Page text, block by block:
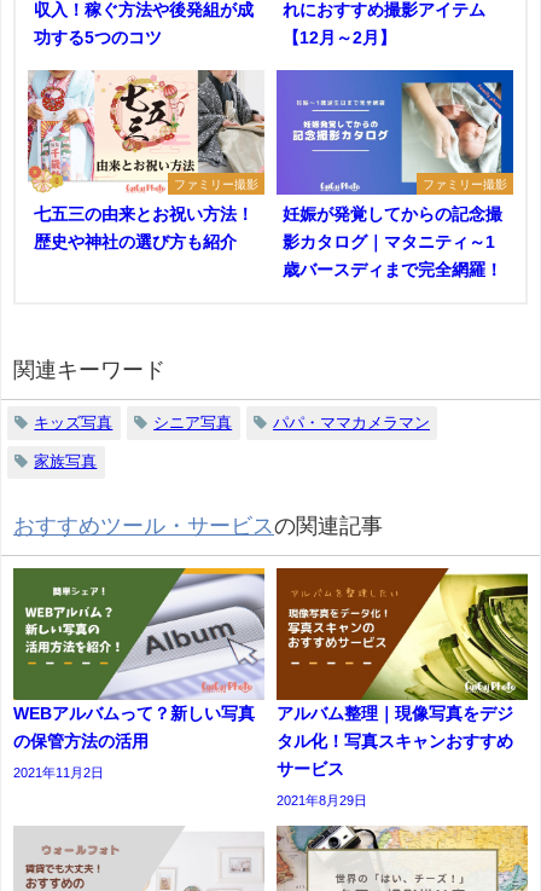
収入！稼ぐ方法や後発組が成
功する5つのコツ
れにおすすめ撮影アイテム
【12月～2月】
ファミリー撮影
七五三の由来とお祝い方法！
歴史や神社の選び方も紹介
ファミリー撮影
妊娠が発覚してからの記念撮
影カタログ｜マタニティ～1
歳バースディまで完全網羅！
関連キーワード
キッズ写真 シニア写真 パパ・ママカメラマン
家族写真
おすすめツール・サービスの関連記事
WEBアルバムって？新しい写真
の保管方法の活用
2021年11月2日
アルバム整理｜現像写真をデジ
タル化！写真スキャンおすすめ
サービス
2021年8月29日